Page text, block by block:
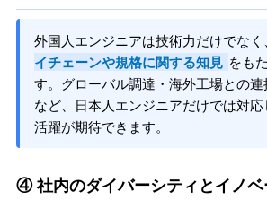
外国人エンジニアは技術力だけでなく、
イチェーンや規格に関する知見 をも
す。グローバル調達・海外工場との
など、日本人エンジニアだけでは対
活躍が期待できます。
④ 社内のダイバーシティとイノベ